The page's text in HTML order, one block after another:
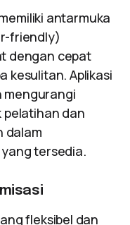
antarmuka
friendly)
dengan cepat
kesulitan. Aplikasi
mengurangi
pelatihan dan
dalam
tersedia.
fleksibel dan